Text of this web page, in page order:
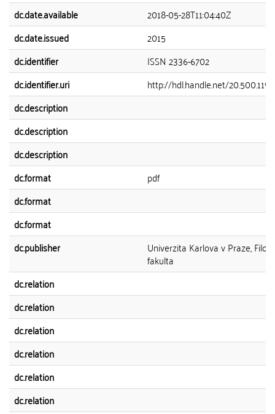
dc.date.available
2018-05-28T11:04:40Z
dc.date.issued
2015
dc.identifier
ISSN 2336-6702
dc.identifier.uri
http://hdl.handle.net/
dc.description
dc.description
dc.description
dc.format
pdf
dc.format
dc.format
dc.publisher
Univerzita Karlova v Praze,
fakulta
dc.relation
dc.relation
dc.relation
dc.relation
dc.relation
dc.relation